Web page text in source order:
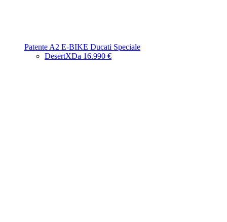
Patente A2 E-BIKE Ducati Speciale
DesertXDa 16.990 €